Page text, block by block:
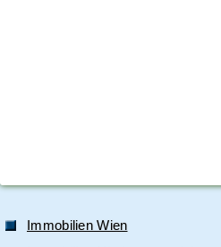
Immobilien Wien